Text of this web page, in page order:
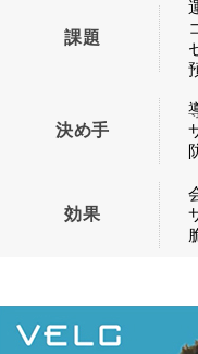
課題
決め手
効果